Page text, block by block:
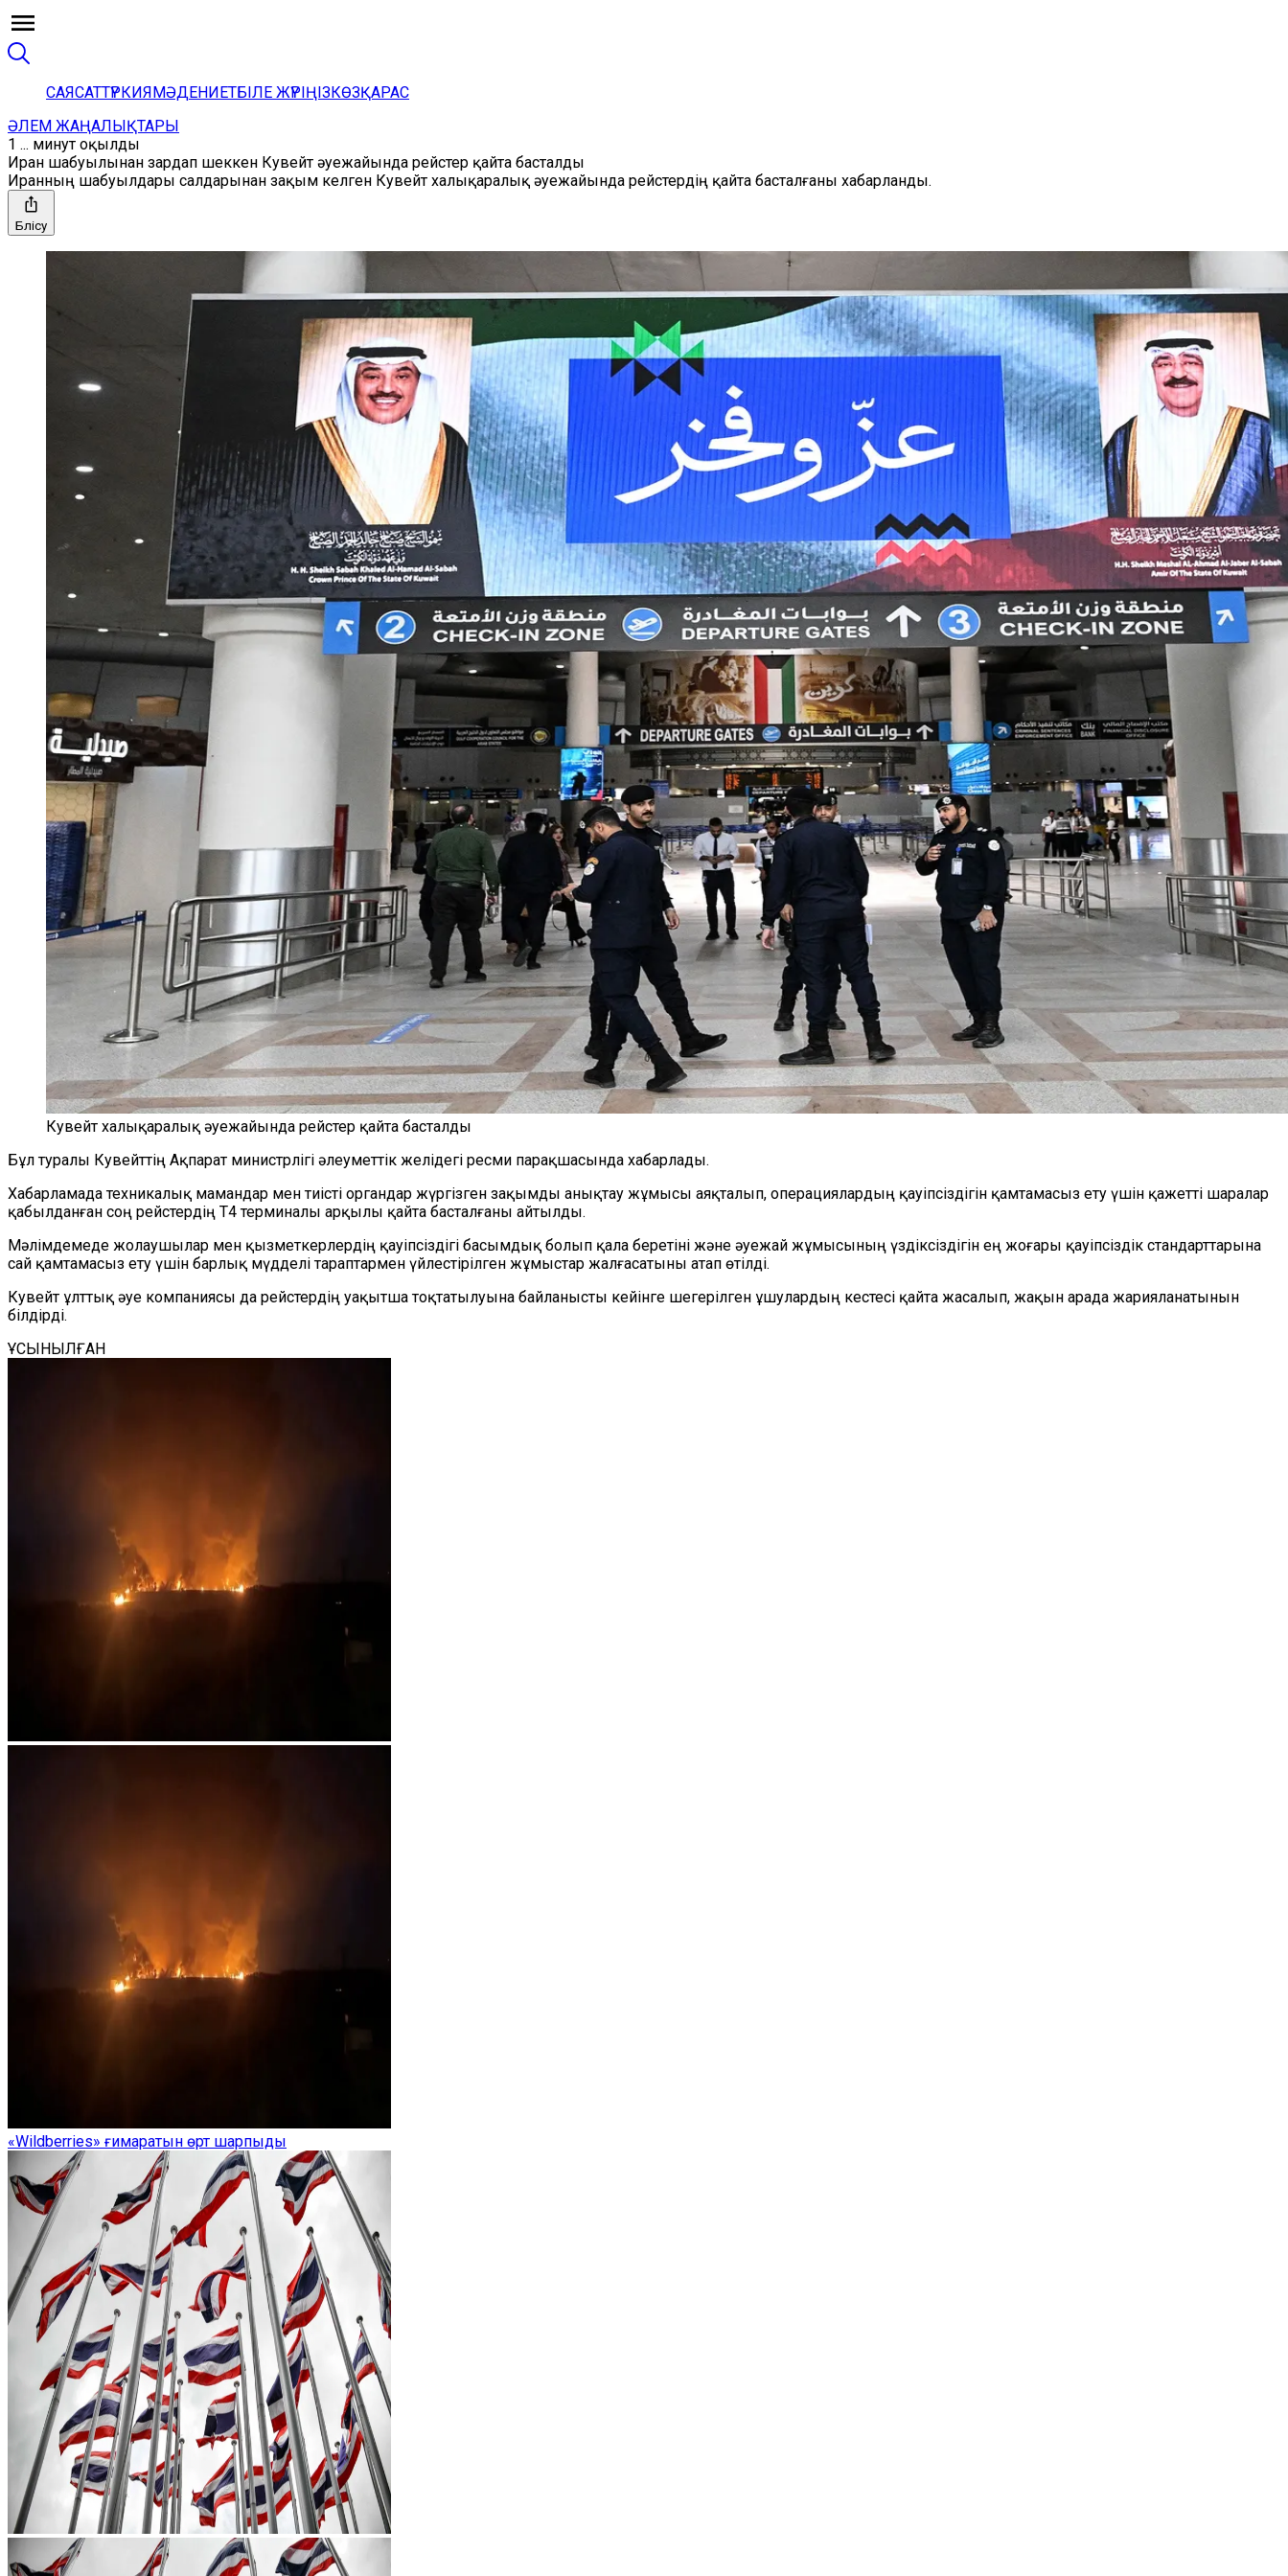
САЯСАТТҮРКИЯМӘДЕНИЕТБІЛЕ ЖҮРІҢІЗКӨЗҚАРАС
ӘЛЕМ ЖАҢАЛЫҚТАРЫ
1 ... минут оқылды
Иран шабуылынан зардап шеккен Кувейт әуежайында рейстер қайта басталды
Иранның шабуылдары салдарынан зақым келген Кувейт халықаралық әуежайында рейстердің қайта басталғаны хабарланды.
Бөлісу
Кувейт халықаралық әуежайында рейстер қайта басталды
Бұл туралы Кувейттің Ақпарат министрлігі әлеуметтік желідегі ресми парақшасында хабарлады.
Хабарламада техникалық мамандар мен тиісті органдар жүргізген зақымды анықтау жұмысы аяқталып, операциялардың қауіпсіздігін қамтамасыз ету үшін қажетті шаралар
қабылданған соң рейстердің T4 терминалы арқылы қайта басталғаны айтылды.
Мәлімдемеде жолаушылар мен қызметкерлердің қауіпсіздігі басымдық болып қала беретіні және әуежай жұмысының үздіксіздігін ең жоғары қауіпсіздік стандарттарына
сай қамтамасыз ету үшін барлық мүдделі тараптармен үйлестірілген жұмыстар жалғасатыны атап өтілді.
Кувейт ұлттық әуе компаниясы да рейстердің уақытша тоқтатылуына байланысты кейінге шегерілген ұшулардың кестесі қайта жасалып, жақын арада жарияланатынын
білдірді.
ҰСЫНЫЛҒАН
«Wildberries» ғимаратын өрт шарпыды